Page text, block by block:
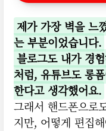
제가 가장 벽을 느
는 부분이었습니다.
블로그도 내가 경
처럼, 유튜브도 롱
한다고 생각했어요.
그래서 핸드폰으로
지만, 어떻게 편집